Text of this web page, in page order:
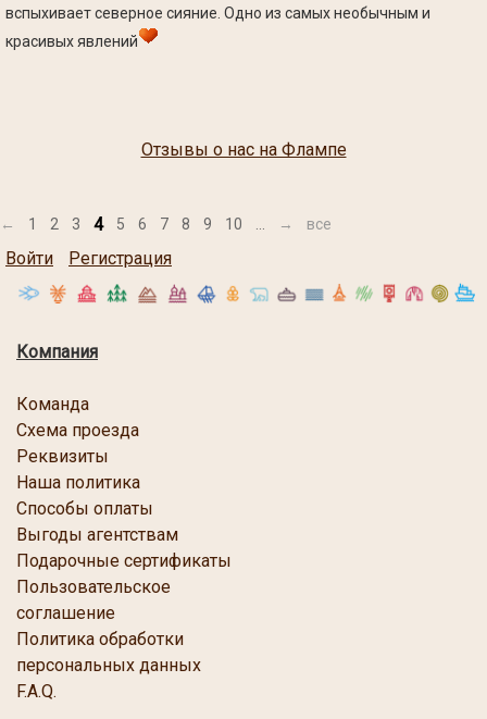
вспыхивает северное сияние. Одно из самых необычным и
красивых явлений
Отзывы о нас на Флампе
← 1 2 3 4 5 6 7 8 9 10 → все
Войти Регистрация
Компания
Команда
Схема проезда
Реквизиты
Наша политика
Способы оплаты
Выгоды агентствам
Подарочные сертификаты
Пользовательское
соглашение
Политика обработки
персональных данных
F.A.Q.